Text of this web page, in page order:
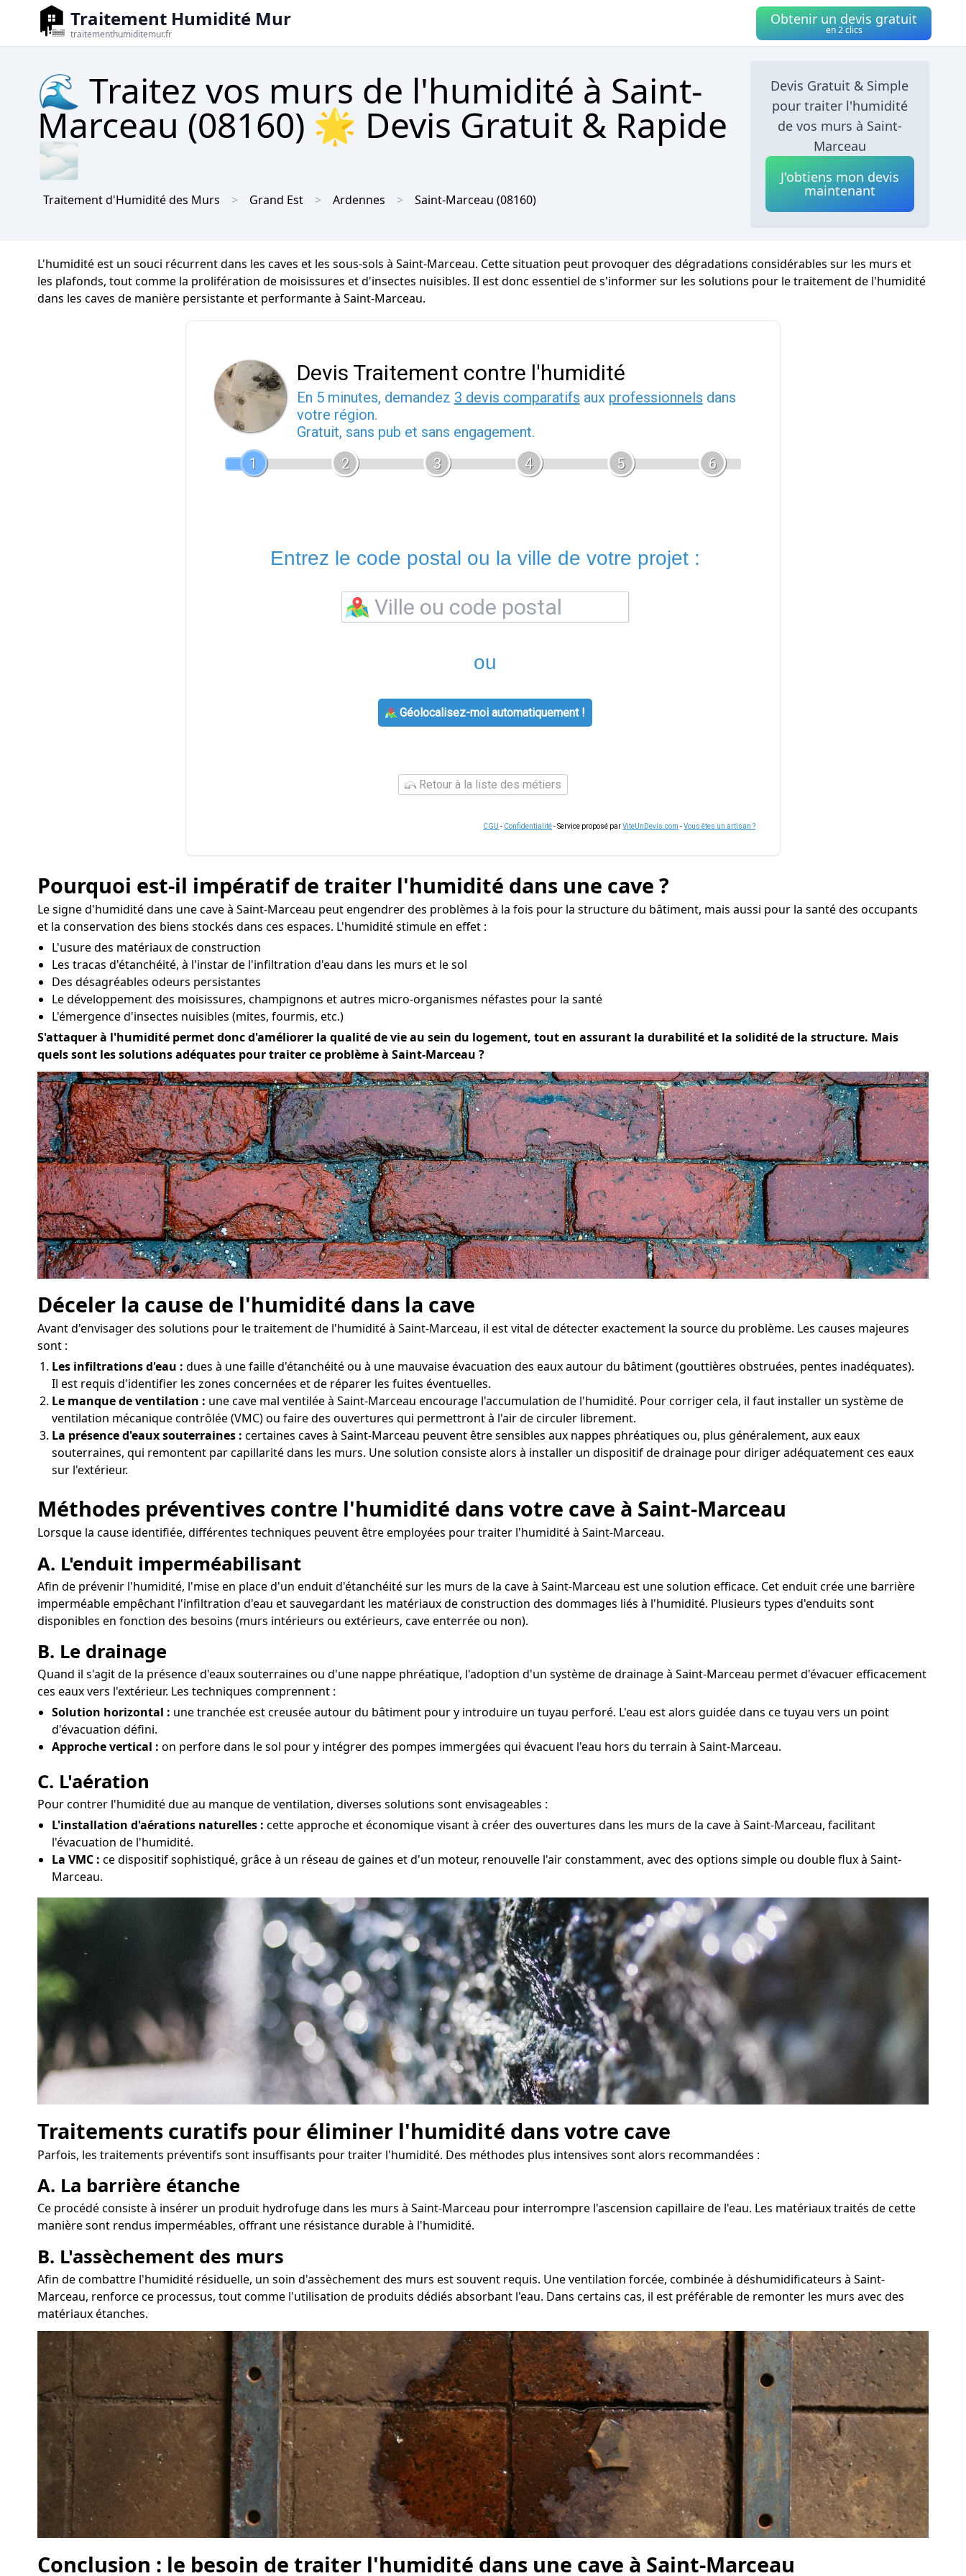
Traitement Humidité Mur
traitementhumiditemur.fr
Obtenir un devis gratuit
en 2 clics
🌊 Traitez vos murs de l'humidité à Saint-
Marceau (08160) 🌟 Devis Gratuit & Rapide
🌫
Traitement d'Humidité des Murs Grand Est Ardennes Saint-Marceau (08160)
Devis Gratuit & Simple
pour traiter l'humidité
de vos murs à Saint-
Marceau
J'obtiens mon devis
maintenant
L'humidité est un souci récurrent dans les caves et les sous-sols à Saint-Marceau. Cette situation peut provoquer des dégradations considérables sur les murs et
les plafonds, tout comme la prolifération de moisissures et d'insectes nuisibles. Il est donc essentiel de s'informer sur les solutions pour le traitement de l'humidité
dans les caves de manière persistante et performante à Saint-Marceau.
Devis Traitement contre l'humidité
En 5 minutes, demandez 3 devis comparatifs aux professionnels dans
votre région.
Gratuit, sans pub et sans engagement.
1
2 3 4 5 6
Entrez le code postal ou la ville de votre projet :
ou
Géolocalisez-moi automatiquement !
Retour à la liste des métiers
CGU - Confidentialité- Service proposé parViteUnDevis.com -Vous êtes un artisan ?
Pourquoi est-il impératif de traiter l'humidité dans une cave ?
Le signe d'humidité dans une cave à Saint-Marceau peut engendrer des problèmes à la fois pour la structure du bâtiment, mais aussi pour la santé des occupants
et la conservation des biens stockés dans ces espaces. L'humidité stimule en effet :
L'usure des matériaux de construction
Les tracas d'étanchéité, à l'instar de l'infiltration d'eau dans les murs et le sol
Des désagréables odeurs persistantes
Le développement des moisissures, champignons et autres micro-organismes néfastes pour la santé
L'émergence d'insectes nuisibles (mites, fourmis, etc.)
S'attaquer à l'humidité permet donc d'améliorer la qualité de vie au sein du logement, tout en assurant la durabilité et la solidité de la structure. Mais
quels sont les solutions adéquates pour traiter ce problème à Saint-Marceau ?
Déceler la cause de l'humidité dans la cave
Avant d'envisager des solutions pour le traitement de l'humidité à Saint-Marceau, il est vital de détecter exactement la source du problème. Les causes majeures
sont :
Les infiltrations d'eau : dues à une faille d'étanchéité ou à une mauvaise évacuation des eaux autour du bâtiment (gouttières obstruées, pentes inadéquates).
Il est requis d'identifier les zones concernées et de réparer les fuites éventuelles.
Le manque de ventilation : une cave mal ventilée à Saint-Marceau encourage l'accumulation de l'humidité. Pour corriger cela, il faut installer un système de
ventilation mécanique contrôlée (VMC) ou faire des ouvertures qui permettront à l'air de circuler librement.
La présence d'eaux souterraines : certaines caves à Saint-Marceau peuvent être sensibles aux nappes phréatiques ou, plus généralement, aux eaux
souterraines, qui remontent par capillarité dans les murs. Une solution consiste alors à installer un dispositif de drainage pour diriger adéquatement ces eaux
sur l'extérieur.
Méthodes préventives contre l'humidité dans votre cave à Saint-Marceau
Lorsque la cause identifiée, différentes techniques peuvent être employées pour traiter l'humidité à Saint-Marceau.
A. L'enduit imperméabilisant
Afin de prévenir l'humidité, l'mise en place d'un enduit d'étanchéité sur les murs de la cave à Saint-Marceau est une solution efficace. Cet enduit crée une barrière
imperméable empêchant l'infiltration d'eau et sauvegardant les matériaux de construction des dommages liés à l'humidité. Plusieurs types d'enduits sont
disponibles en fonction des besoins (murs intérieurs ou extérieurs, cave enterrée ou non).
B. Le drainage
Quand il s'agit de la présence d'eaux souterraines ou d'une nappe phréatique, l'adoption d'un système de drainage à Saint-Marceau permet d'évacuer efficacement
ces eaux vers l'extérieur. Les techniques comprennent :
Solution horizontal : une tranchée est creusée autour du bâtiment pour y introduire un tuyau perforé. L'eau est alors guidée dans ce tuyau vers un point
d'évacuation défini.
Approche vertical : on perfore dans le sol pour y intégrer des pompes immergées qui évacuent l'eau hors du terrain à Saint-Marceau.
C. L'aération
Pour contrer l'humidité due au manque de ventilation, diverses solutions sont envisageables :
L'installation d'aérations naturelles : cette approche et économique visant à créer des ouvertures dans les murs de la cave à Saint-Marceau, facilitant
l'évacuation de l'humidité.
La VMC : ce dispositif sophistiqué, grâce à un réseau de gaines et d'un moteur, renouvelle l'air constamment, avec des options simple ou double flux à Saint-
Marceau.
Traitements curatifs pour éliminer l'humidité dans votre cave
Parfois, les traitements préventifs sont insuffisants pour traiter l'humidité. Des méthodes plus intensives sont alors recommandées :
A. La barrière étanche
Ce procédé consiste à insérer un produit hydrofuge dans les murs à Saint-Marceau pour interrompre l'ascension capillaire de l'eau. Les matériaux traités de cette
manière sont rendus imperméables, offrant une résistance durable à l'humidité.
B. L'assèchement des murs
Afin de combattre l'humidité résiduelle, un soin d'assèchement des murs est souvent requis. Une ventilation forcée, combinée à déshumidificateurs à Saint-
Marceau, renforce ce processus, tout comme l'utilisation de produits dédiés absorbant l'eau. Dans certains cas, il est préférable de remonter les murs avec des
matériaux étanches.
Conclusion : le besoin de traiter l'humidité dans une cave à Saint-Marceau